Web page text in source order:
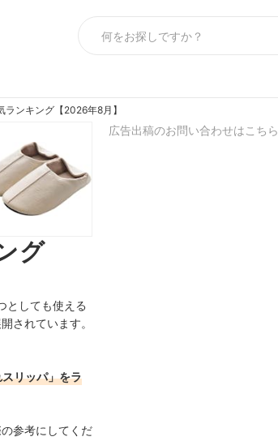
ンキング【2026年8月】
グ
としても使える
されています。
リッパ」をラ
参考にしてくだ
広告出稿のお問い合わせはこちら